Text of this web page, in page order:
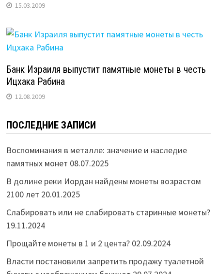
15.03.2009
Банк Израиля выпустит памятные монеты в честь
Ицхака Рабина
12.08.2009
ПОСЛЕДНИЕ ЗАПИСИ
Воспоминания в металле: значение и наследие
памятных монет 08.07.2025
В долине реки Иордан найдены монеты возрастом
2100 лет 20.01.2025
Слабировать или не слабировать старинные монеты?
19.11.2024
Прощайте монеты в 1 и 2 цента? 02.09.2024
Власти постановили запретить продажу туалетной